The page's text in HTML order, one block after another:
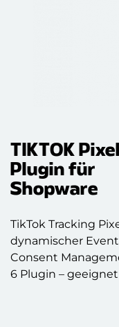
TIKTOK Pixel
Plugin für
Shopware
TikTok Tracking
dynamischer
Consent
6 Plugin –